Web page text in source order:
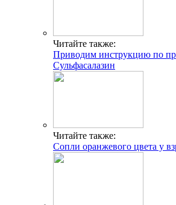
Читайте также:
Приводим инструкцию по
Сульфасалазин
Читайте также:
Сопли оранжевого цвета у